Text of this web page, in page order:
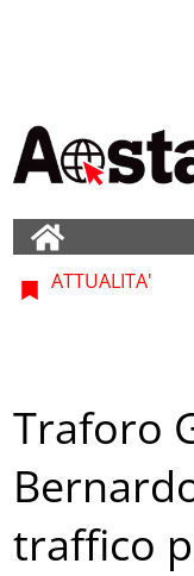
ATTUALITA'
Traforo
traffico